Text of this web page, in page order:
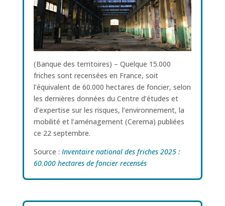
(Banque des territoires) – Quelque 15.000
friches sont recensées en France, soit
l’équivalent de 60.000 hectares de foncier, selon
les dernières données du Centre d’études et
d’expertise sur les risques, l’environnement, la
mobilité et l’aménagement (Cerema) publiées
ce 22 septembre.
Source : Inventaire national des friches 2025 :
60.000 hectares de foncier recensés